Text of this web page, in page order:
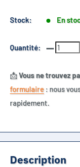
Stock: En
Quantité:
📩Vous ne trouvez
formulaire : nous
rapidement.
Description